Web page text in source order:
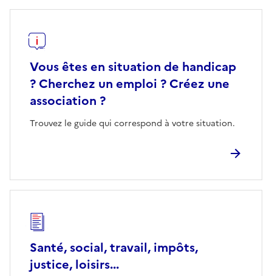
Vous êtes en situation de handicap
? Cherchez un emploi ? Créez une
association ?
Trouvez le guide qui correspond à votre situation.
Santé, social, travail, impôts,
justice, loisirs...